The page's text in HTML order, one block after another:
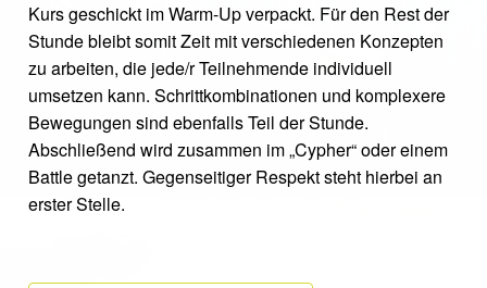
Kurs geschickt im Warm-Up verpackt. Für den Rest der
Stunde bleibt somit Zeit mit verschiedenen Konzepten
zu arbeiten, die jede/r Teilnehmende individuell
umsetzen kann. Schrittkombinationen und komplexere
Bewegungen sind ebenfalls Teil der Stunde.
Abschließend wird zusammen im „Cypher“ oder einem
Battle getanzt. Gegenseitiger Respekt steht hierbei an
erster Stelle.